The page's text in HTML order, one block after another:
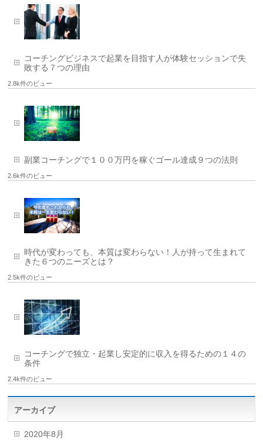
コーチングビジネスで起業を目指す人が体験セッションで失
敗する７つの理由
2.8k件のビュー
副業コーチングで１００万円を稼ぐゴール達成９つの法則
2.6k件のビュー
時代が変わっても、本質は変わらない！人が持って生まれて
きた６つのニーズとは？
2.5k件のビュー
コーチングで独立・起業し安定的に収入を得るための１４の
条件
2.4k件のビュー
アーカイブ
2020年8月